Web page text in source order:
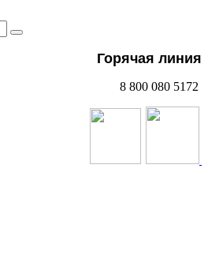
Горячая линия
8 800 080 5172